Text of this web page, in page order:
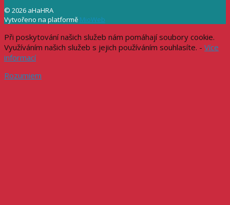
© 2026 aHaHRA
Vytvořeno na platformě MioWeb
Při poskytování našich služeb nám pomáhají soubory cookie.
Využíváním našich služeb s jejich používáním souhlasíte. - Více
informací
Rozumiem